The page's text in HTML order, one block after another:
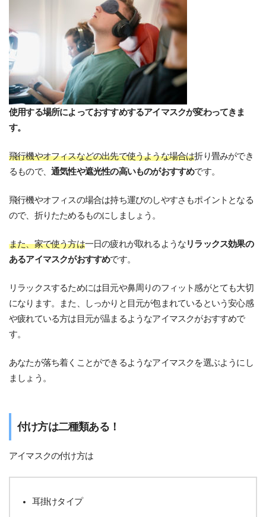
使用する場所によっておすすめするアイマスクが変わってきま
す。
飛行機やオフィスなどの出先で使うような場合は折り畳みができ
るもので、 通気性や遮光性の高いものがおすすめです。
飛行機やオフィスの場合は持ち運びのしやすさもポイントとなる
ので、折りたためるものにしましょう。
また、家で使う方は一日の疲れが取れるようなリラックス効果の
あるアイマスクがおすすめです。
リラックスするためには目元や鼻周りのフィット感がとても大切
になります。また、しっかりと目元が包まれているという安心感
や疲れている方は目元が温まるようなアイマスクがおすすめで
す。
あなたが落ち着くことができるようなアイマスクを選ぶようにし
ましょう。
付け方は二種類ある！
アイマスクの付け方は
耳掛けタイプ